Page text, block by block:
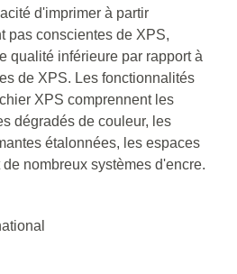
d'imprimer à partir
pas conscientes de XPS,
qualité inférieure par rapport à
de XPS. Les fonctionnalités
XPS comprennent les
dégradés de couleur, les
étalonnées, les espaces
nombreux systèmes d'encre.